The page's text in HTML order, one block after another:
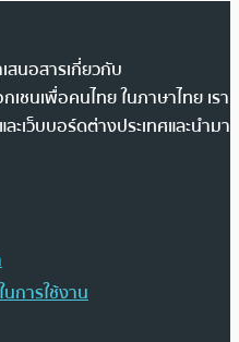
สนอสารเกี่ยวกับ
เชนเพื่อคนไทย ในภาษาไทย เรา
เว็บบอร์ดต่างประเทศและนำมา
การใช้งาน